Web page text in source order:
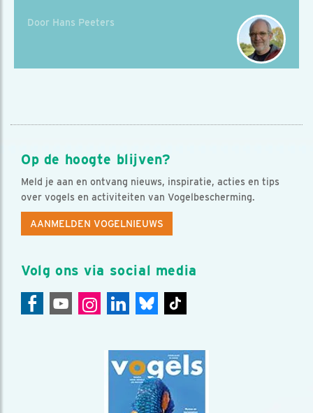
Door Hans Peeters
Op de hoogte blijven?
Meld je aan en ontvang nieuws, inspiratie, acties en tips
over vogels en activiteiten van Vogelbescherming.
AANMELDEN VOGELNIEUWS
Volg ons via social media